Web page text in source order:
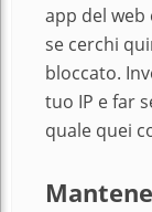
app del web
se cerchi
bloccato.
tuo IP e far
quale quei